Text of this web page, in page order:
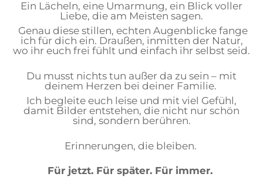
Ein Lächeln, eine Umarmung, ein Blick voller
Liebe, die am Meisten sagen.
Genau diese stillen, echten Augenblicke fange
ich für dich ein. Draußen, inmitten der Natur,
wo ihr euch frei fühlt und einfach ihr selbst seid.
Du musst nichts tun außer da zu sein – mit
deinem Herzen bei deiner Familie.
Ich begleite euch leise und mit viel Gefühl,
damit Bilder entstehen, die nicht nur schön
sind, sondern berühren.
Erinnerungen, die bleiben.
Für jetzt. Für später. Für immer.